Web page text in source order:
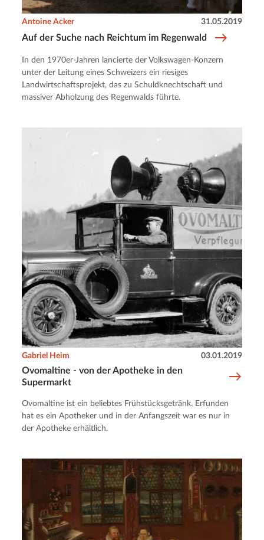
Auf der Suche nach Reichtum im Regenwald
Antoine Acker 31.05.2019
In den 1970er-Jahren lancierte der Volkswagen-Konzern
unter der Leitung eines Schweizers ein riesiges
Landwirtschaftsprojekt, das zu Schuldknechtschaft und
massiver Abholzung des Regenwalds führte.
Ovomaltine - von der Apotheke in den
Supermarkt
Gabriel Heim 03.01.2019
Ovomaltine ist ein beliebtes Frühstücksgetränk. Erfunden
hat es ein Apotheker und in der Anfangszeit war es nur in
der Apotheke erhältlich.